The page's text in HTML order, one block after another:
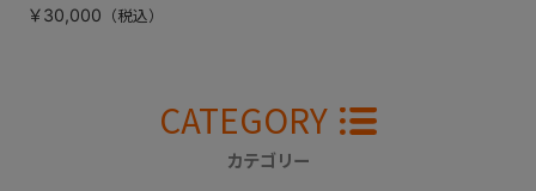
￥30,000
CATEGORY
カテゴリー